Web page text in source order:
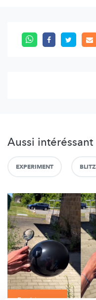
Aussi intéréssant
EXPERIMENT BLITZ